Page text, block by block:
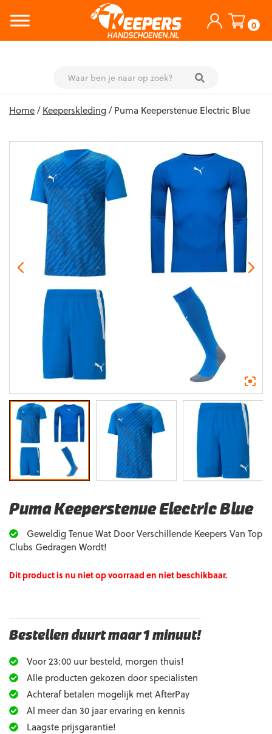
0
Home/Keeperskleding/ Puma Keeperstenue Electric Blue
Puma Keeperstenue Electric Blue
Geweldig Tenue Wat Door Verschillende Keepers Van Top
Clubs Gedragen Wordt!
Dit product is nu niet op voorraad en niet beschikbaar.
Bestellen duurt maar 1 minuut!
Voor 23:00 uur besteld, morgen thuis!
Alle producten gekozen door specialisten
Achteraf betalen mogelijk met AfterPay
Al meer dan 30 jaar ervaring en kennis
Laagste prijsgarantie!